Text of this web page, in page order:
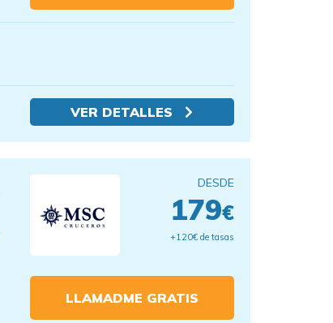
VER DETALLES
DESDE
179€
+120€ de tasas
LLAMADME GRATIS